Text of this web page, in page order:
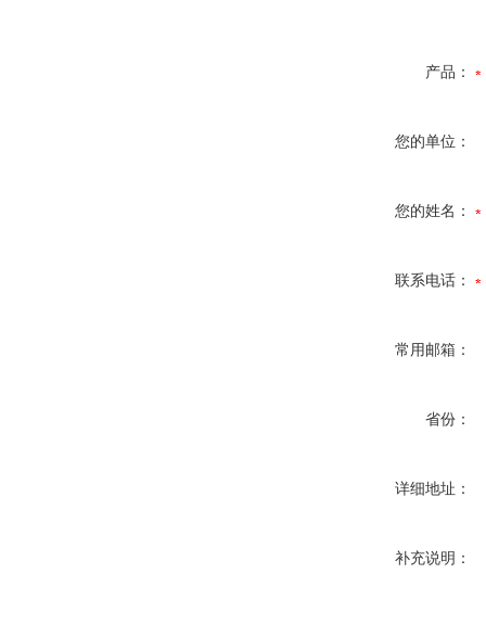
产品：
您的单位：
您的姓名：
联系电话：
常用邮箱：
省份：
详细地址：
补充说明：